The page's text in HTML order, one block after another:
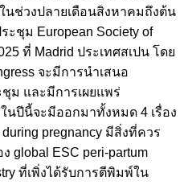
ช่วงปลายเดือนสิงหาคมถึงต้น
ะชุม European Society of
ที่ Madrid ประเทศสเปน โดย
จะมีการนำเสนอ
ม และมีการเผยแพร่
นปีนี้จะมีออกมาทั้งหมด 4 เรื่อง
pregnancy มีสิ่งที่ควร
global ESC peri-partum
ที่เพิ่งได้รับการตีพิมพ์ใน